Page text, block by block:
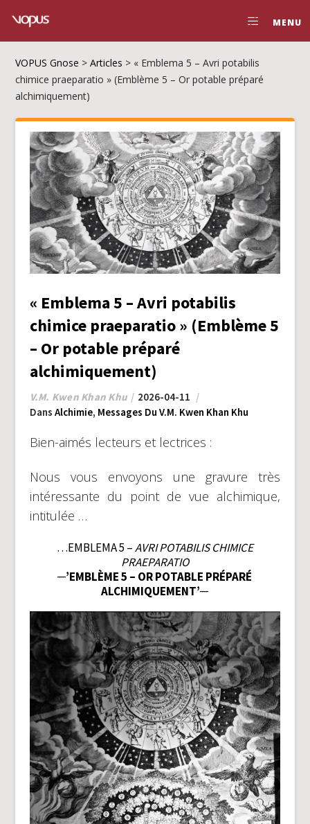
MENU
VOPUS Gnose >Articles > « Emblema 5 – Avri potabilis
chimice praeparatio » (Emblème 5 – Or potable préparé
alchimiquement)
« Emblema 5 – Avri potabilis
chimice praeparatio » (Emblème 5
– Or potable préparé
alchimiquement)
V.M. Kwen Khan Khu
2026-04-11
Dans Alchimie, Messages Du V.M. Kwen Khan Khu
Bien-aimés lecteurs et lectrices :
Nous vous envoyons une gravure très
intéressante du point de vue alchimique,
intitulée …
…EMBLEMA 5 –AVRI POTABILIS CHIMICE
PRAEPARATIO
─’EMBLÈME 5 – OR POTABLE PRÉPARÉ
ALCHIMIQUEMENT’─